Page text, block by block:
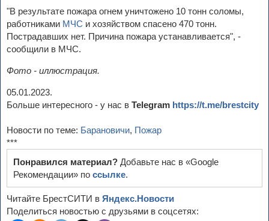
"В результате пожара огнем уничтожено 10 тонн соломы,
работниками МЧС и хозяйством спасено 470 тонн.
Пострадавших нет. Причина пожара устанавливается", -
сообщили в МЧС.
Фото - иллюстрация.
05.01.2023.
Больше интересного - у нас в Telegram https://t.me/brestcity
Новости по теме: Барановичи, Пожар
***
Понравился материал? Добавьте нас в «Google
Рекомендации» по ссылке.
Читайте БрестСИТИ в Яндекс.Новости
Поделиться новостью с друзьями в соцсетях: